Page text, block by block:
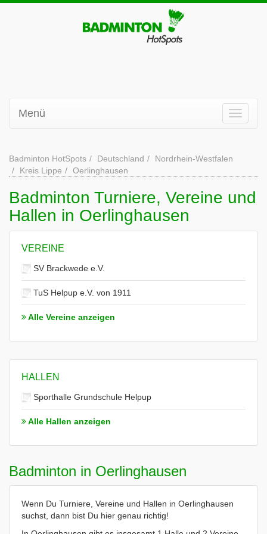
Menü
Badminton HotSpots Deutschland
Nordrhein-Westfalen
Kreis Lippe
Oerlinghausen
Badminton Turniere, Vereine und
Hallen in Oerlinghausen
VEREINE
SV Brackwede e.V.
TuS Helpup e.V. von 1911
Alle Vereine anzeigen
HALLEN
Sporthalle Grundschule Helpup
Alle Hallen anzeigen
Badminton in Oerlinghausen
Wenn Du Turniere, Vereine und Hallen in Oerlinghausen
suchst, dann bist Du hier genau richtig!